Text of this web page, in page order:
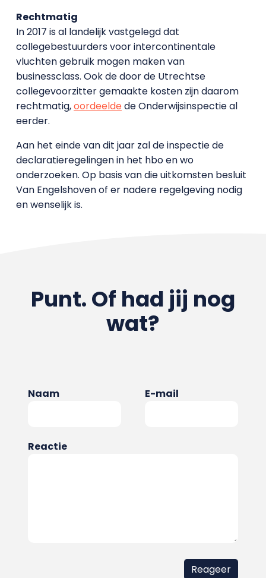
Rechtmatig
In 2017 is al landelijk vastgelegd dat
collegebestuurders voor intercontinentale
vluchten gebruik mogen maken van
businessclass. Ook de door de Utrechtse
collegevoorzitter gemaakte kosten zijn daarom
rechtmatig,oordeeldede Onderwijsinspectie al
eerder.
Aan het einde van dit jaar zal de inspectie de
declaratieregelingen in het hbo en wo
onderzoeken. Op basis van die uitkomsten besluit
Van Engelshoven of er nadere regelgeving nodig
en wenselijk is.
Punt. Of had jij nog
wat?
Naam E-mail
Reactie